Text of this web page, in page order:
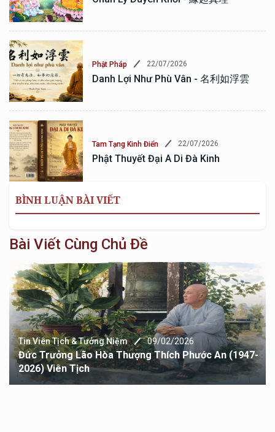
Phật Pháp 22/07/2026
Danh Lợi Như Phù Vân - 名利如浮雲
Tam Tạng Kinh Điển 22/07/2026
Phật Thuyết Đại A Di Đà Kinh
BÌNH LUẬN BÀI VIẾT
Bài Viết Cùng Chủ Đề
Tin Viên Tịch & Tưởng Niệm 09/02/2026
Đức Trưởng Lão Hòa Thượng Thích Phước An (1947-
2026) Viên Tịch